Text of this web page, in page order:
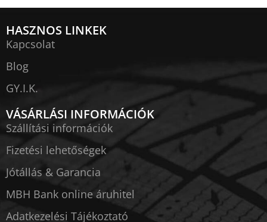
HASZNOS LINKEK
Kapcsolat
Blog
GY.I.K.
VÁSÁRLÁSI INFORMÁCIÓK
Szállítási információk
Fizetési lehetőségek
Jótállás & Garancia
MBH Bank online áruhitel
Adatkezelési Tájékoztató